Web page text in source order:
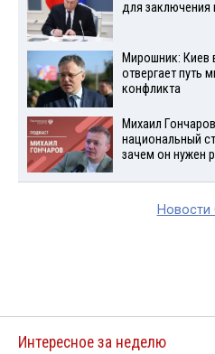
для заключения
Мирошник: Киев
отвергает путь
конфликта
Михаил
национальный
зачем он нужен
Интересное за неделю